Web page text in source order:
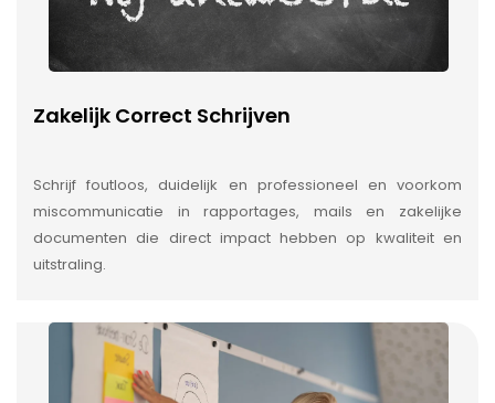
Zakelijk Correct Schrijven
Schrijf foutloos, duidelijk en professioneel en voorkom
miscommunicatie in rapportages, mails en zakelijke
documenten die direct impact hebben op kwaliteit en
uitstraling.